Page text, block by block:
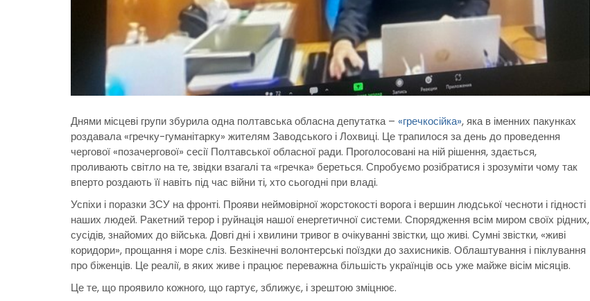
Днями місцеві групи збурила одна полтавська обласна депутатка – «гречкосійка», яка в іменних пакунках
роздавала «гречку-гуманітарку» жителям Заводського і Лохвиці. Це трапилося за день до проведення
чергової «позачергової» сесії Полтавської обласної ради. Проголосовані на ній рішення, здається,
проливають світло на те, звідки взагалі та «гречка» береться. Спробуємо розібратися і зрозуміти чому так
вперто роздають її навіть під час війни ті, хто сьогодні при владі.
Успіхи і поразки ЗСУ на фронті. Прояви неймовірної жорстокості ворога і вершин людської чесноти і гідності
наших людей. Ракетний терор і руйнація нашої енергетичної системи. Спорядження всім миром своїх рідних,
сусідів, знайомих до війська. Довгі дні і хвилини тривог в очікуванні звістки, що живі. Сумні звістки, «живі
коридори», прощання і море сліз. Безкінечні волонтерські поїздки до захисників. Облаштування і піклування
про біженців. Це реалії, в яких живе і працює переважна більшість українців ось уже майже вісім місяців.
Це те, що проявило кожного, що гартує, зближує, і зрештою зміцнює.